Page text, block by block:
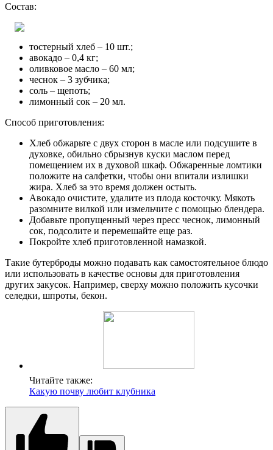
Состав:
тостерный хлеб – 10 шт.;
авокадо – 0,4 кг;
оливковое масло – 60 мл;
чеснок – 3 зубчика;
соль – щепоть;
лимонный сок – 20 мл.
Способ приготовления:
Хлеб обжарьте с двух сторон в масле или подсушите в
духовке, обильно сбрызнув куски маслом перед
помещением их в духовой шкаф. Обжаренные ломтики
положите на салфетки, чтобы они впитали излишки
жира. Хлеб за это время должен остыть.
Авокадо очистите, удалите из плода косточку. Мякоть
разомните вилкой или измельчите с помощью блендера.
Добавьте пропущенный через пресс чеснок, лимонный
сок, подсолите и перемешайте еще раз.
Покройте хлеб приготовленной намазкой.
Такие бутерброды можно подавать как самостоятельное блюдо
или использовать в качестве основы для приготовления
других закусок. Например, сверху можно положить кусочки
селедки, шпроты, бекон.
Читайте также:
Какую почву любит клубника